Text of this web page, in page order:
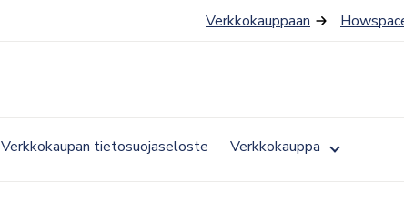
Verkkokauppaan
Verkkokaupan tietosuojaseloste Verkkokauppa Toggle